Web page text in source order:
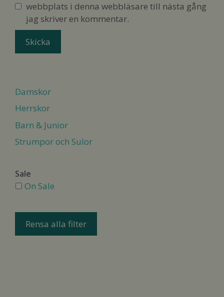
webbplats i denna webbläsare till nästa gång
jag skriver en kommentar.
Damskor
Herrskor
Barn & Junior
Strumpor och Sulor
Sale
On Sale
Rensa alla filter